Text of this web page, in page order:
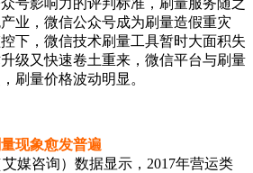
号影响力的评判标准，刷量服务随之
业，微信公众号成为刷量造假重灾
下，微信技术刷量工具暂时大面积失
级又快速卷土重来，微信平台与刷量
刷量价格波动明显。
现象愈发普遍
媒咨询）数据显示，2017年营运类